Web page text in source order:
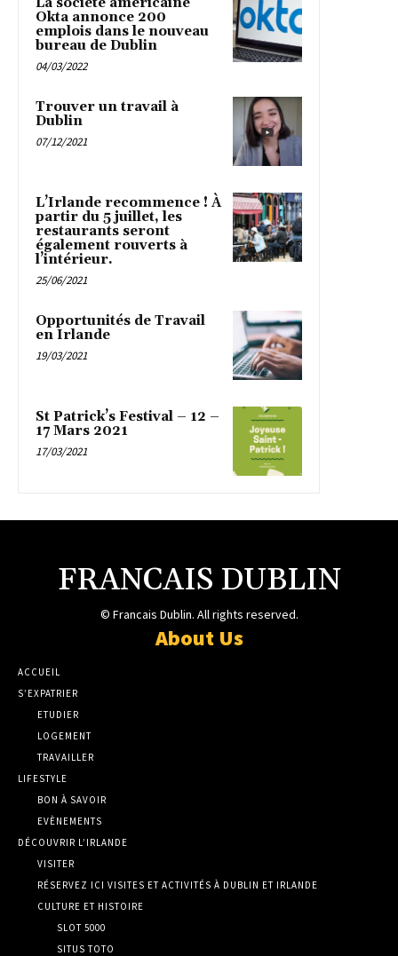
Okta annonce 200
emplois dans le nouveau
bureau de Dublin
04/03/2022
Trouver un travail à
Dublin
07/12/2021
L’Irlande recommence ! À
partir du 5 juillet, les
restaurants seront
également rouverts à
l’intérieur.
25/06/2021
Opportunités de Travail
en Irlande
19/03/2021
St Patrick’s Festival – 12 –
17 Mars 2021
17/03/2021
FRANCAIS DUBLIN
© Francais Dublin. All rights reserved.
About Us
ACCUEIL
S’EXPATRIER
ETUDIER
LOGEMENT
TRAVAILLER
LIFESTYLE
BON À SAVOIR
EVÈNEMENTS
DÉCOUVRIR L’IRLANDE
VISITER
RÉSERVEZ ICI VISITES ET ACTIVITÉS À DUBLIN ET IRLANDE
CULTURE ET HISTOIRE
SLOT 5000
SITUS TOTO